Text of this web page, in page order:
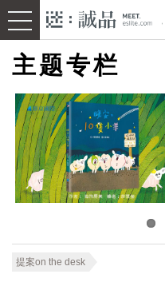
主题专栏
提案on the desk